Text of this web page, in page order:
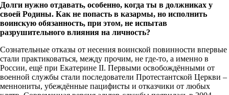
Долги нужно отдавать, особенно, когда ты в должниках у
своей Родины. Как не попасть в казармы, но исполнить
воинскую обязанность, при этом, не испытав
разрушительного влияния на личность?
Сознательные отказы от несения воинской повинности впервые
стали практиковаться, между прочим, не где-то, а именно в
России, ещё при Екатерине II. Первыми освобождёнными от
военной службы стали последователи Протестантской Церкви –
меннониты, убеждённые пацифисты и отказчики от любых